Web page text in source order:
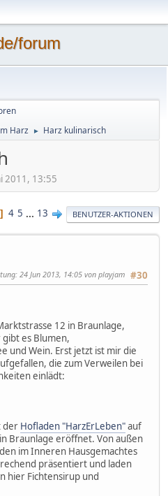
forum
Harz ► Harz kulinarisch
2011, 13:55
4 5 ... 13 BENUTZER-AKTIONEN
#30
: 24 Jun 2013, 14:05 von playjam
12 in Braunlage,
gibt es Blumen,
und Wein. Erst jetzt ist mir die
die zum Verweilen bei
einlädt:
der Hofladen "HarzErLeben"auf
Braunlage eröffnet. Von außen
im Inneren Hausgemachtes
präsentiert und laden
hier Fichtensirup und